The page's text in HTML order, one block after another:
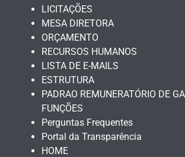
LICITAÇÕES
MESA DIRETORA
ORÇAMENTO
RECURSOS HUMANOS
LISTA DE E-MAILS
ESTRUTURA
PADRAO REMUNERATÓRIO DE
FUNÇÕES
Perguntas Frequentes
Portal da Transparência
HOME